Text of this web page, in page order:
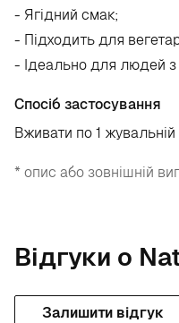
- Ягідний смак;
- Підходить для
- Ідеально для людей з
Спосіб застосування
Вживати по 1
* опис або зовнішній
Відгуки о
Залишити відгук